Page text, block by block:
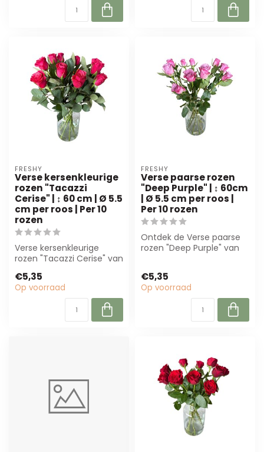
FRESHY
Verse kersenkleurige
rozen "Tacazzi
Cerise" | ↕ 60 cm | Ø 5.5
cm per roos | Per 10
rozen
Verse kersenkleurige
rozen "Tacazzi Cerise" van
Perfect vo...
€5,35
Op voorraad
FRESHY
Verse paarse rozen
"Deep Purple" | ↕ 60cm
| Ø 5.5 cm per roos |
Per 10 rozen
Ontdek de Verse paarse
rozen "Deep Purple" van
€5,35
Op voorraad